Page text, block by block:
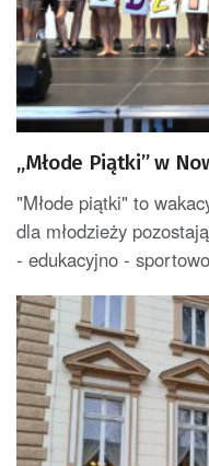
„Młode Piątki” w
"Młode piątki" to
dla młodzieży
- edukacyjno -